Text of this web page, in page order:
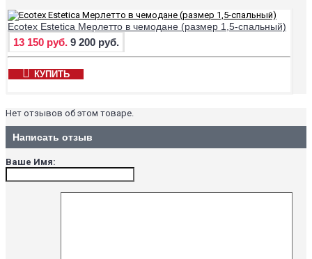
Ecotex Estetica Мерлетто в чемодане (размер 1,5-спальный)
13 150 руб. 9 200 руб.
КУПИТЬ
Нет отзывов об этом товаре.
Написать отзыв
Ваше Имя: